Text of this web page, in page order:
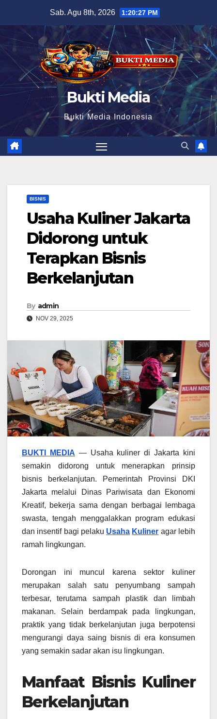
Sab. Agu 8th, 2026 1:20:28 PM
Bukti Media
Bukti Media Indonesia
BISNIS
Usaha Kuliner Jakarta
Didorong untuk
Terapkan Bisnis
Berkelanjutan
By admin
NOV 29, 2025
BUKTI MEDIA — Usaha kuliner di Jakarta kini
semakin didorong untuk menerapkan prinsip
bisnis berkelanjutan. Pemerintah Provinsi DKI
Jakarta melalui Dinas Pariwisata dan Ekonomi
Kreatif, bekerja sama dengan berbagai lembaga
swasta, tengah menggalakkan program edukasi
dan insentif bagi pelaku Usaha Kuliner agar lebih
ramah lingkungan.
Dorongan ini muncul karena sektor kuliner
merupakan salah satu penyumbang sampah
terbesar, terutama sampah plastik dan limbah
makanan. Selain berdampak pada lingkungan,
praktik yang tidak berkelanjutan juga berpotensi
mengurangi daya saing bisnis di era konsumen
yang semakin sadar akan isu lingkungan.
Manfaat Bisnis Kuliner
Berkelanjutan